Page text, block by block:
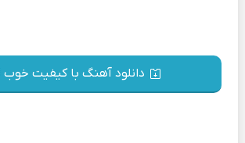
دانلود آهنگ با کیفیت خوب 128